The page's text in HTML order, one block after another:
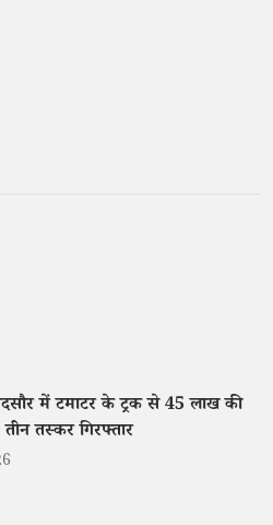
में टमाटर के ट्रक से 45 लाख की
तस्कर गिरफ्तार